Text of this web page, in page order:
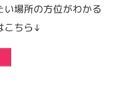
場所の方位がわかる
こちら↓